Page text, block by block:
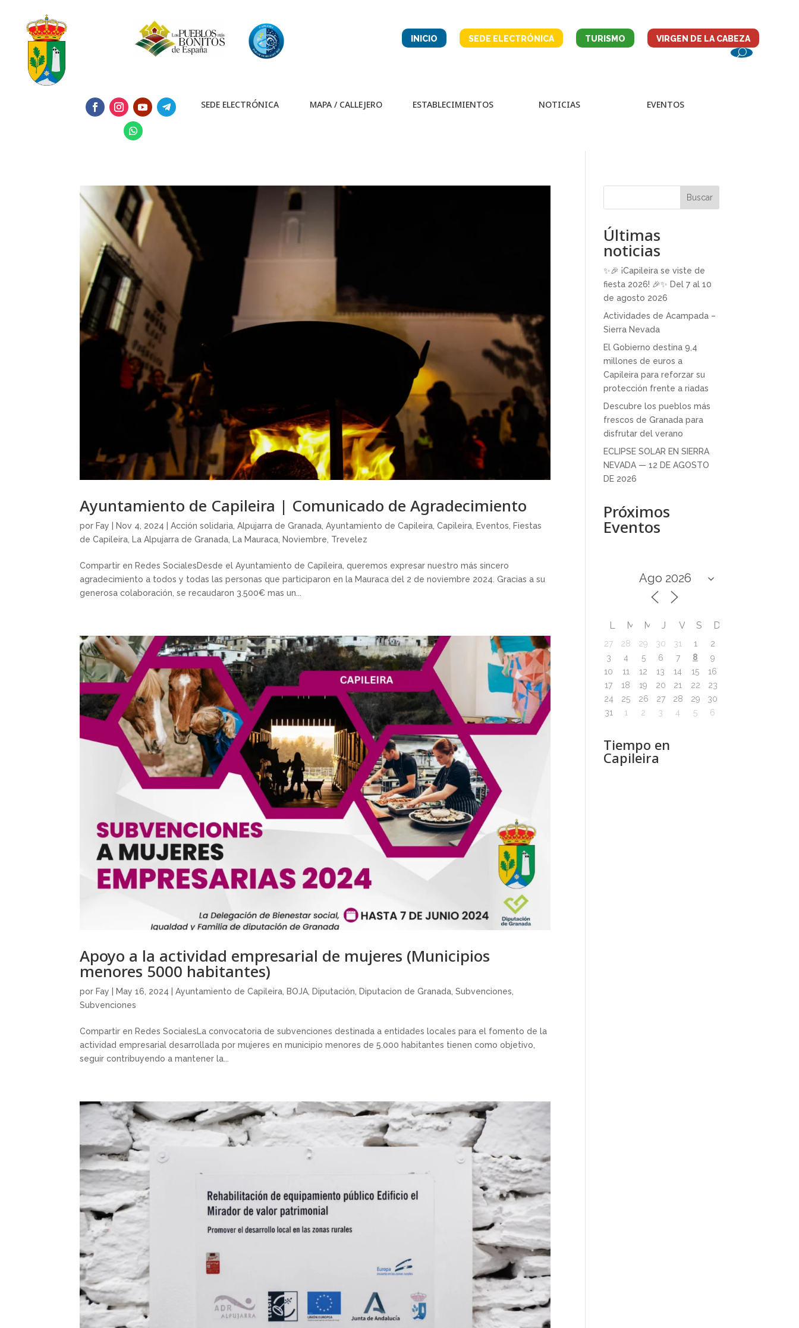
INICIO SEDE ELECTRÓNICA TURISMO VIRGEN DE LA CABEZA
SEDE ELECTRÓNICA MAPA / CALLEJERO ESTABLECIMIENTOS NOTICIAS EVENTOS
Ayuntamiento de Capileira | Comunicado de Agradecimiento
por Fay Nov 4, 2024 |Acción solidaria ,Alpujarra de Granada ,Ayuntamiento de Capileira ,Capileira Eventos
Fiestas
de Capileira La Alpujarra de Granada La Mauraca Noviembre Trevelez
Compartir en Redes SocialesDesde el Ayuntamiento de Capileira, queremos expresar nuestro más sincero
agradecimiento a todos y todas las personas que participaron en la Mauraca del 2 de noviembre 2024. Gracias a su
generosa colaboración, se recaudaron 3.500€ mas un...
Apoyo a la actividad empresarial de mujeres (Municipios
menores 5000 habitantes)
porFay |May 16, 2024 |Ayuntamiento de Capileira ,BOJA ,Diputación ,Diputacion de Granada ,Subvenciones
Subvenciones
Compartir en Redes SocialesLa convocatoria de subvenciones destinada a entidades locales para el fomento de la
actividad empresarial desarrollada por mujeres en municipio menores de 5.000 habitantes tienen como objetivo,
seguir contribuyendo a mantener la...
Buscar
Últimas
noticias
✨🎉 ¡Capileira se viste de
fiesta 2026! 🎉✨ Del 7 al 10
de agosto 2026
Actividades de Acampada –
Sierra Nevada
El Gobierno destina 9,4
millones de euros a
Capileira para reforzar su
protección frente a riadas
Descubre los pueblos más
frescos de Granada para
disfrutar del verano
ECLIPSE SOLAR EN SIERRA
NEVADA — 12 DE AGOSTO
DE 2026
Próximos
Eventos
L M M J V S D
27 28 29 30 31 1
2
3
4 5 6 7 8
9
10
11 12 13 14 15
16
17
18 19 20 21 22
23
24
25 26 27 28 29
30
31
1 2 3 4 5 6
Tiempo en
Capileira